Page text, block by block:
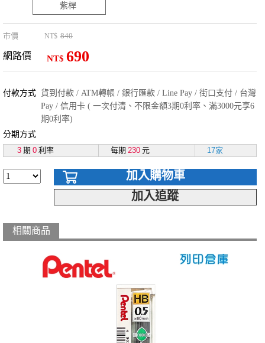
紫桿
市價 NT$ 840
網路價 NT$ 690
付款方式 貨到付款 / ATM轉帳 / 銀行匯款 / Line Pay / 街口支付 / 台灣
Pay / 信用卡 ( 一次付清、不限金額3期0利率、滿3000元享6
期0利率)
分期方式
3 期 0 利率 每期 230 元 17家
加入購物車
加入追蹤
相關商品